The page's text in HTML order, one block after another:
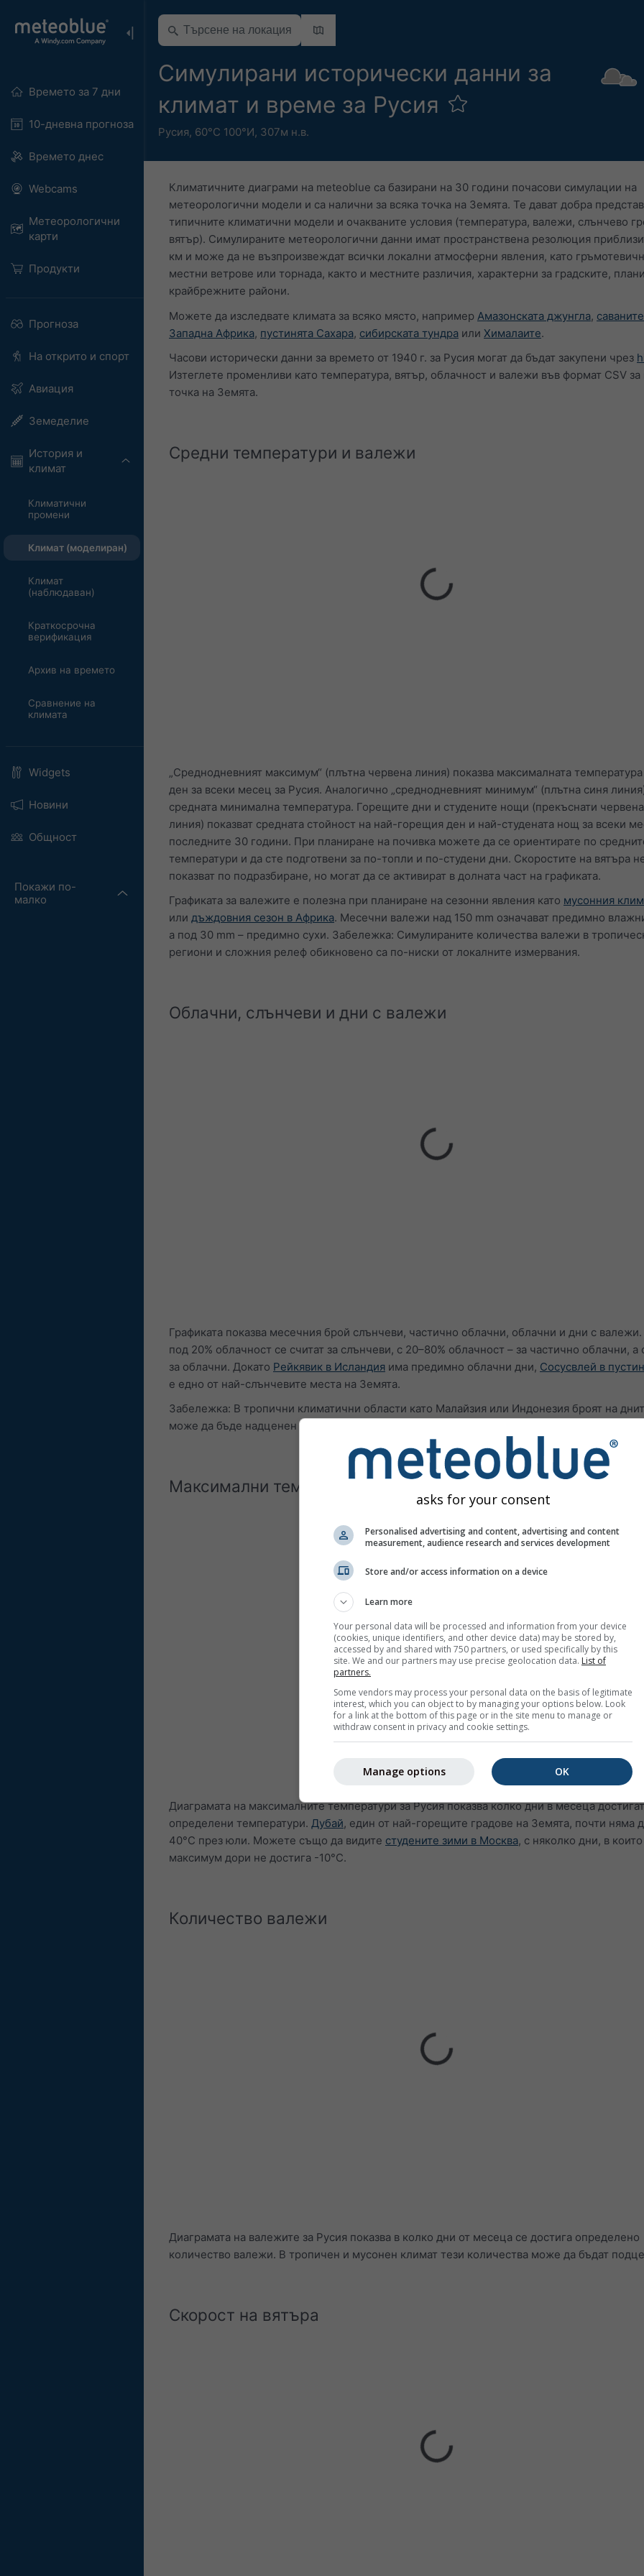
Времето за 7 дни
10-дневна прогноза
Времето днес
Webcams
Метеорологични
карти
Продукти
Прогноза
На открито и спорт
Авиация
Земеделие
История и
климат
Климатични
промени
Климат (моделиран)
Климат
(наблюдаван)
Краткосрочна
верификация
Архив на времето
Сравнение на
климата
Widgets
Новини
Общност
Покажи по-
малко
Симулирани исторически данни за
климат и време за Русия
Русия, 60°С 100°И, 307м н.в.
Климатичните диаграми на meteoblue са базирани на 30 години почасови симулации на
метеорологични модели и са налични за всяка точка на Земята. Те дават добра
типичните климатични модели и очакваните условия (температура, валежи, слънчево
вятър). Симулираните метеорологични данни имат пространствена резолюция
км и може да не възпроизвеждат всички локални атмосферни явления, като
местни ветрове или торнада, както и местните различия, характерни за градските,
крайбрежните райони.
Можете да изследвате климата за всяко място, например Амазонската джунгла,
Западна Африка, пустинята Сахара, сибирската тундра или Хималаите.
Часови исторически данни за времето от 1940 г. за Русия могат да бъдат закупени чрез
Изтеглете променливи като температура, вятър, облачност и валежи във формат CSV за
точка на Земята.
Средни температури и валежи
„Среднодневният максимум“ (плътна червена линия) показва максималната
ден за всеки месец за Русия. Аналогично „среднодневният минимум“ (плътна синя
средната минимална температура. Горещите дни и студените нощи (прекъснати
линия) показват средната стойност на най-горещия ден и най-студената нощ за всеки
последните 30 години. При планиране на почивка можете да се ориентирате по
температури и да сте подготвени за по-топли и по-студени дни. Скоростите на вятъра
показват по подразбиране, но могат да се активират в долната част на графиката.
Графиката за валежите е полезна при планиране на сезонни явления като мусонния
или дъждовния сезон в Африка. Месечни валежи над 150 mm означават предимно
а под 30 mm – предимно сухи. Забележка: Симулираните количества валежи в
региони и сложния релеф обикновено са по-ниски от локалните измервания.
Облачни, слънчеви и дни с валежи
Графиката показва месечния брой слънчеви, частично облачни, облачни и дни с
под 20% облачност се считат за слънчеви, с 20–80% облачност – за частично облачни, а
за облачни. Докато Рейкявик в Исландия има предимно облачни дни, Сосусвлей в
е едно от най-слънчевите места на Земята.
Забележка: В тропични климатични области като Малайзия или Индонезия броят на
може да бъде надценен до два пъти.
Максимални температури
Диаграмата на максималните температури за Русия показва колко дни в месеца достигат
определени температури. Дубай, един от най-горещите градове на Земята, почти няма
40°C през юли. Можете също да видите студените зими в Москва, с няколко дни, в
максимум дори не достига -10°C.
Количество валежи
Диаграмата на валежите за Русия показва в колко дни от месеца се достига определено
количество валежи. В тропичен и мусонен климат тези количества може да бъдат
Скорост на вятъра
asks for your consent
Personalised advertising and content, advertising and content
measurement, audience research and services development
Store and/or access information on a device
Learn more
Your personal data will be processed and information from your device
(cookies, unique identifiers, and other device data) may be stored by,
accessed by and shared with 750 partners, or used specifically by this
site. We and our partners may use precise geolocation data. List of
partners.
Some vendors may process your personal data on the basis of legitimate
interest, which you can object to by managing your options below. Look
for a link at the bottom of this page or in the site menu to manage or
withdraw consent in privacy and cookie settings.
OK
Manage options